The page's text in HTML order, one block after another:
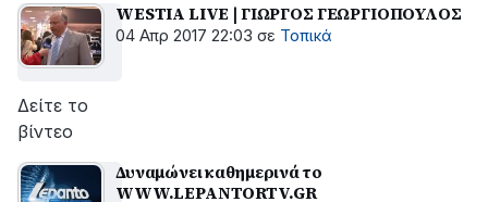
WESTIA LIVE | ΓΙΩΡΓΟΣ ΓΕΩΡΓΙΟΠΟΥΛΟΣ
04 Απρ 2017 22:03 σε Τοπικά
Δείτε το
βίντεο
Δυναμώνει καθημερινά το
WWW.LEPANTORTV.GR